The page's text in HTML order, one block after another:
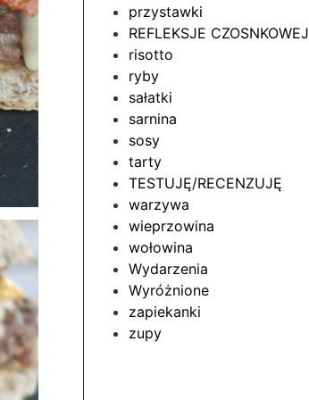
przystawki
REFLEKSJE CZOSNKOWEJ
risotto
ryby
sałatki
sarnina
sosy
tarty
TESTUJĘ/RECENZUJĘ
warzywa
wieprzowina
wołowina
Wydarzenia
Wyróżnione
zapiekanki
zupy